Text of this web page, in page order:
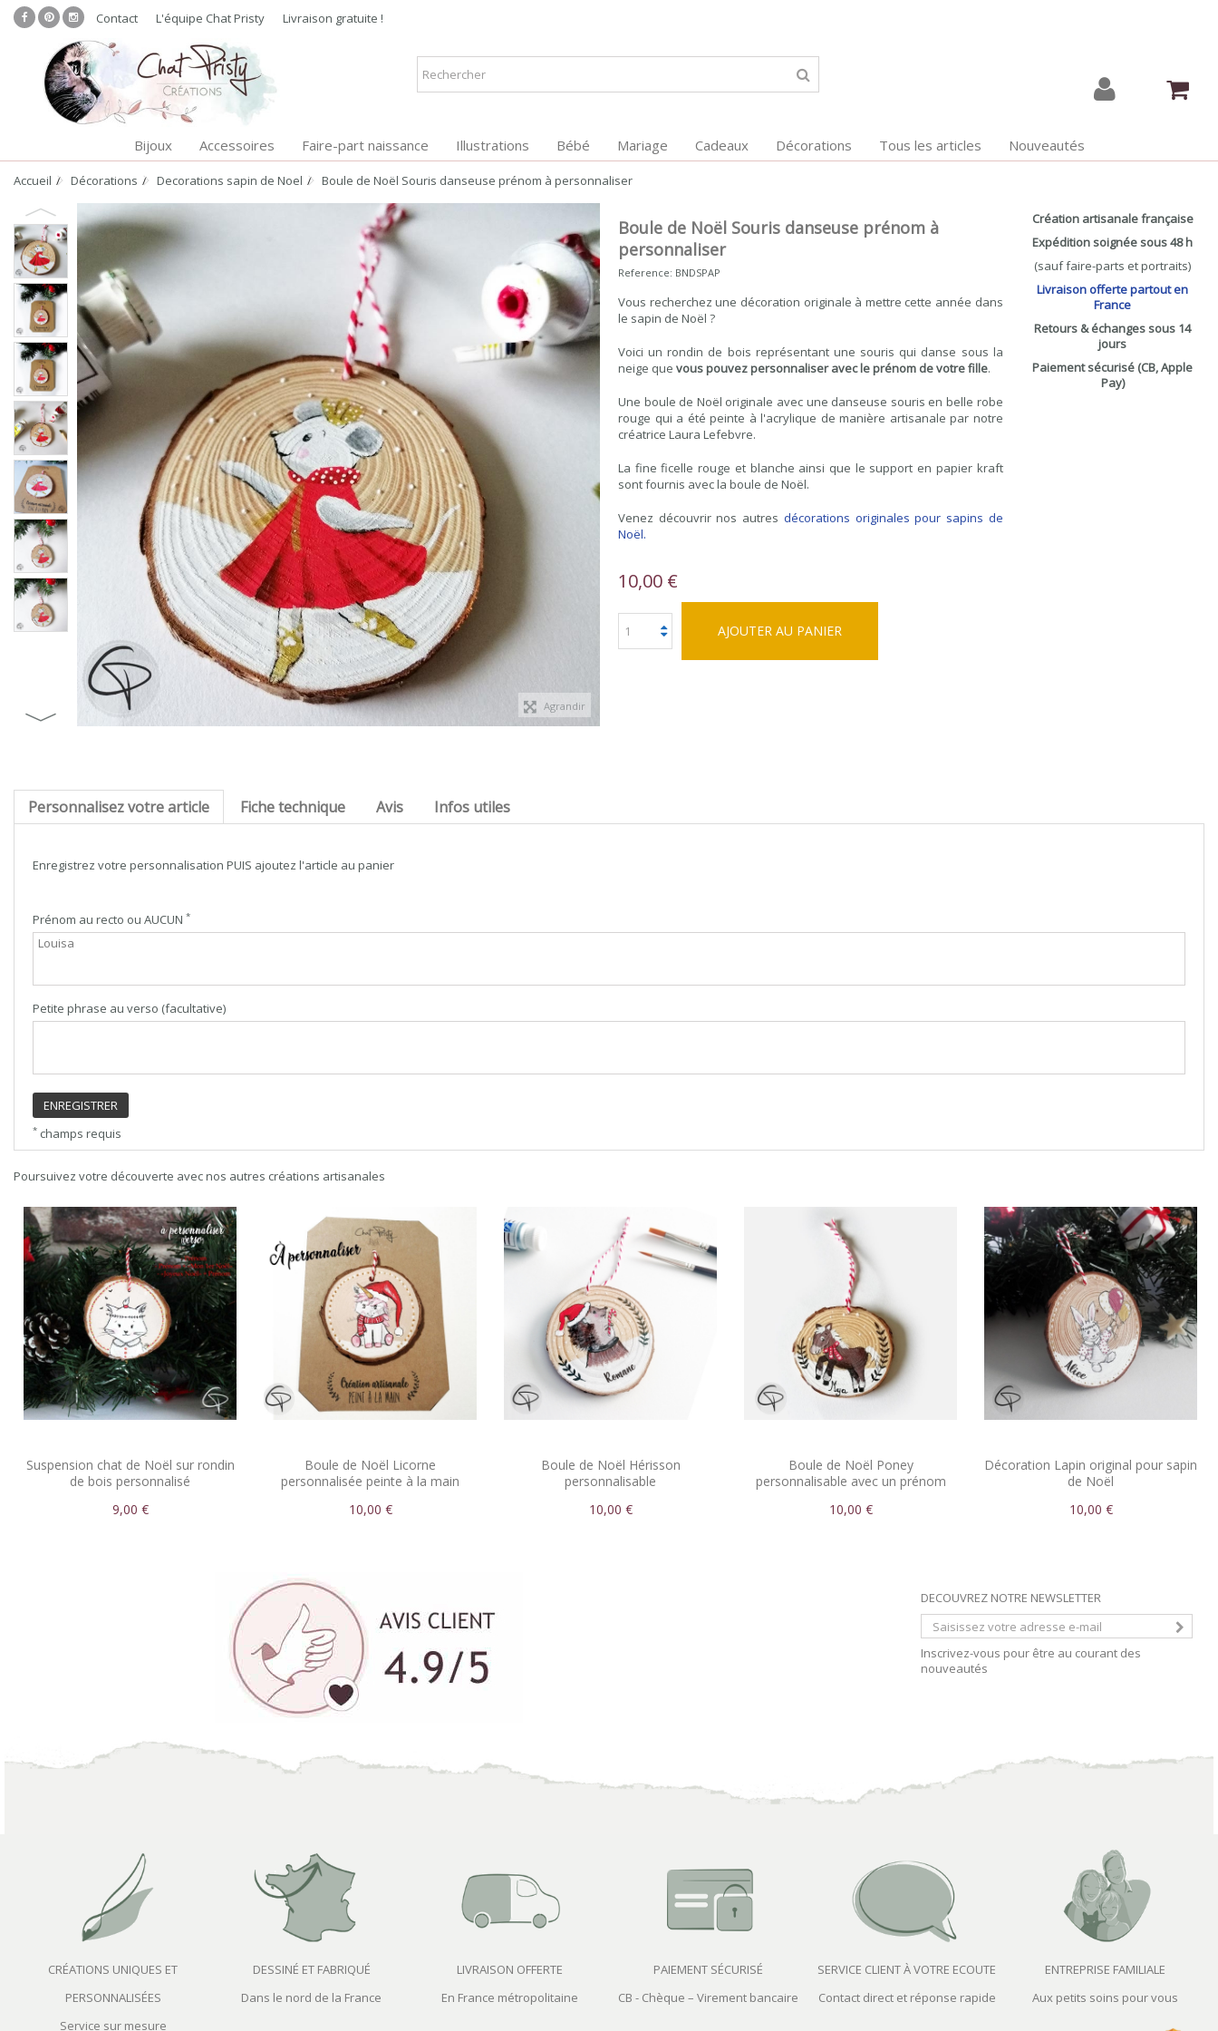
Contact L'équipe Chat Pristy Livraison gratuite !
Bijoux Accessoires Faire-part naissance Illustrations Bébé Mariage Cadeaux Décorations Tous les articles Nouveautés
Accueil Décorations Decorations sapin de Noel Boule de Noël Souris danseuse prénom à personnaliser
Agrandir
Boule de Noël Souris danseuse prénom à
personnaliser
Reference: BNDSPAP
Vous recherchez une décoration originale à mettre cette année dans
le sapin de Noël ?
Voici un rondin de bois représentant une souris qui danse sous la
neige que vous pouvez personnaliser avec le prénom de votre fille.
Une boule de Noël originale avec une danseuse souris en belle robe
rouge qui a été peinte à l'acrylique de manière artisanale par notre
créatrice Laura Lefebvre.
La fine ficelle rouge et blanche ainsi que le support en papier kraft
sont fournis avec la boule de Noël.
Venez découvrir nos autres décorations originales pour sapins de
Noël.
10,00 €
AJOUTER AU PANIER
Création artisanale française
Expédition soignée sous 48 h
(sauf faire-parts et portraits)
Livraison offerte partout en
France
Retours & échanges sous 14
jours
Paiement sécurisé (CB, Apple
Pay)
Personnalisez votre article Fiche technique Avis Infos utiles
Enregistrez votre personnalisation PUIS ajoutez l'article au panier
Prénom au recto ou AUCUN *
Petite phrase au verso (facultative)
ENREGISTRER
* champs requis
Poursuivez votre découverte avec nos autres créations artisanales
Suspension chat de Noël sur rondin
de bois personnalisé
9,00 €
Boule de Noël Licorne
personnalisée peinte à la main
10,00 €
Boule de Noël Hérisson
personnalisable
10,00 €
Boule de Noël Poney
personnalisable avec un prénom
10,00 €
Décoration Lapin original pour sapin
de Noël
10,00 €
DECOUVREZ NOTRE NEWSLETTER
Inscrivez-vous pour être au courant des
nouveautés
CRÉATIONS UNIQUES ET
PERSONNALISÉES
Service sur mesure
DESSINÉ ET FABRIQUÉ
Dans le nord de la France
LIVRAISON OFFERTE
En France métropolitaine
PAIEMENT SÉCURISÉ
CB - Chèque – Virement bancaire
SERVICE CLIENT À VOTRE ECOUTE
Contact direct et réponse rapide
ENTREPRISE FAMILIALE
Aux petits soins pour vous